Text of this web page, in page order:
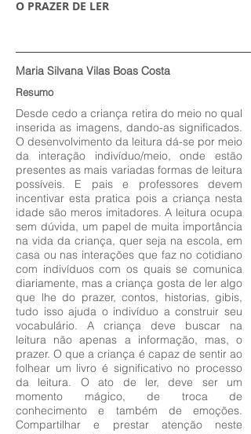
O PRAZER DE LER
Maria Silvana Vilas Boas Costa
Resumo
Desde cedo a criança retira do meio no qual
inserida as imagens, dando-as significados.
O desenvolvimento da leitura dá-se por meio
da interação indivíduo/meio, onde estão
presentes as mais variadas formas de leitura
possíveis. E pais e professores devem
incentivar esta pratica pois a criança nesta
idade são meros imitadores. A leitura ocupa
sem dúvida, um papel de muita importância
na vida da criança, quer seja na escola, em
casa ou nas interações que faz no cotidiano
com indivíduos com os quais se comunica
diariamente, mas a criança gosta de ler algo
que lhe do prazer, contos, historias, gibis,
tudo isso ajuda o indivíduo a construir seu
vocabulário. A criança deve buscar na
leitura não apenas a informação, mas, o
prazer. O que a criança é capaz de sentir ao
folhear um livro é significativo no processo
da leitura. O ato de ler, deve ser um
momento mágico, de troca de
conhecimento e também de emoções.
Compartilhar e prestar atenção neste